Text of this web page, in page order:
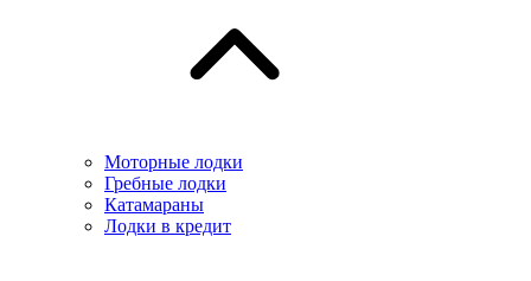
Моторные лодки
Гребные лодки
Катамараны
Лодки в кредит